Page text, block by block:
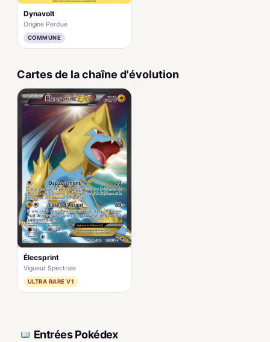
Dynavolt
Origine Perdue
COMMUNE
Cartes de la chaîne d'évolution
Élecsprint
Vigueur Spectrale
ULTRA RARE V1
Entrées Pokédex